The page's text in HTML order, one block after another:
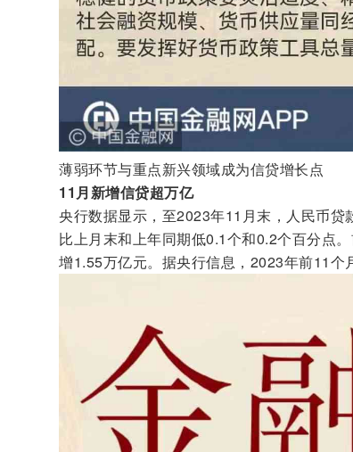
薄弱环节与重点新兴领域成为信贷增长点
11月新增信贷超万亿
央行数据显示，至2023年11月末，人民币
比上月末和上年同期低0.1个和0.2个百分点
增1.55万亿元。据央行信息，2023年前11